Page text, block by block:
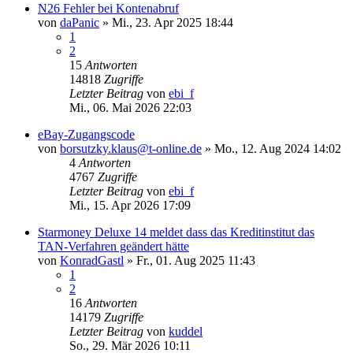
N26 Fehler bei Kontenabruf
von daPanic » Mi., 23. Apr 2025 18:44
1
2
15 Antworten
14818 Zugriffe
Letzter Beitrag von ebi_f
Mi., 06. Mai 2026 22:03
eBay-Zugangscode
von borsutzky.klaus@t-online.de » Mo., 12. Aug 2024 14:02
4 Antworten
4767 Zugriffe
Letzter Beitrag von ebi_f
Mi., 15. Apr 2026 17:09
Starmoney Deluxe 14 meldet dass das Kreditinstitut das
TAN-Verfahren geändert hätte
von KonradGastl » Fr., 01. Aug 2025 11:43
1
2
16 Antworten
14179 Zugriffe
Letzter Beitrag von kuddel
So., 29. Mär 2026 10:11